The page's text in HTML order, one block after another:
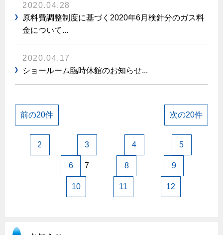
2020.04.28
原料費調整制度に基づく2020年6月検針分のガス料
金について...
2020.04.17
ショールーム臨時休館のお知らせ...
前の20件
2 3 4 5
6 7 8 9
10 11 12
次の20件